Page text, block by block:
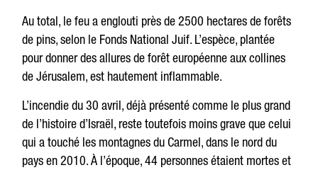
Au total, le feu a englouti près de 2500 hectares de forêts
de pins, selon le Fonds National Juif. L’espèce, plantée
pour donner des allures de forêt européenne aux collines
de Jérusalem, est hautement inflammable.
L’incendie du 30 avril, déjà présenté comme le plus grand
de l’histoire d’Israël, reste toutefois moins grave que celui
qui a touché les montagnes du Carmel, dans le nord du
pays en 2010. À l’époque, 44 personnes étaient mortes et